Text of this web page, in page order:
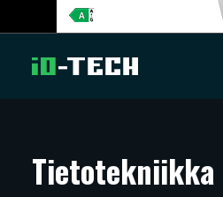
ARTIKKELIT
Tietotekniikka